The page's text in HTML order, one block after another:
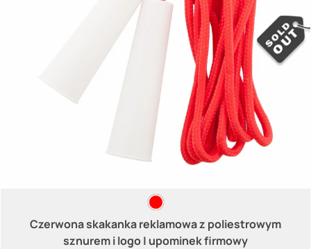
Czerwona skakanka reklamowa z poliestrowym
sznurem i logo | upominek firmowy